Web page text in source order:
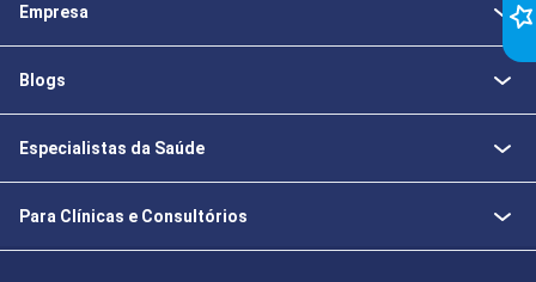
Empresa
Blogs
Especialistas da Saúde
Para Clínicas e Consultórios